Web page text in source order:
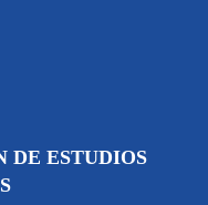
DE ESTUDIOS